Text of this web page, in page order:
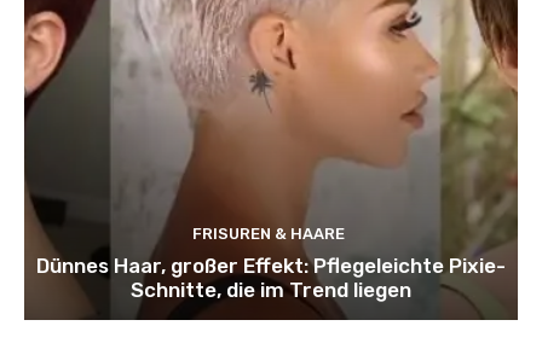
FRISUREN & HAARE
Dünnes Haar, großer Effekt: Pflegeleichte Pixie-
Schnitte, die im Trend liegen